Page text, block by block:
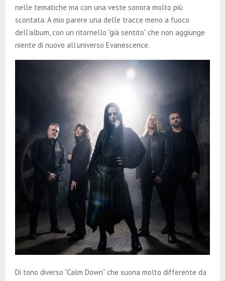
nelle tematiche ma con una veste sonora molto più
scontata. A mio parere una delle tracce meno a fuoco
dell’album, con un ritornello “già sentito” che non aggiunge
niente di nuovo all’universo Evanescence.
Di tono diverso “Calm Down” che suona molto differente da